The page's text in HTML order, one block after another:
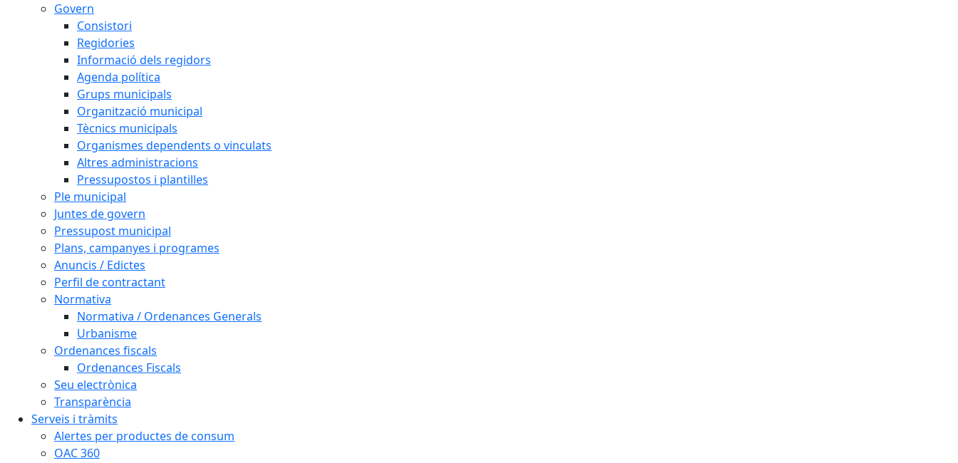
Govern
Consistori
Regidories
Informació dels regidors
Agenda política
Grups municipals
Organització municipal
Tècnics municipals
Organismes dependents o vinculats
Altres administracions
Pressupostos i plantilles
Ple municipal
Juntes de govern
Pressupost municipal
Plans, campanyes i programes
Anuncis / Edictes
Perfil de contractant
Normativa
Normativa / Ordenances Generals
Urbanisme
Ordenances fiscals
Ordenances Fiscals
Seu electrònica
Transparència
Serveis i tràmits
Alertes per productes de consum
OAC 360